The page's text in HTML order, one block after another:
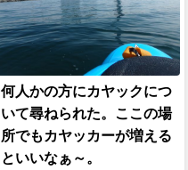
何人かの方にカヤックにつ
いて尋ねられた。ここの場
所でもカヤッカーが増える
といいなぁ～。